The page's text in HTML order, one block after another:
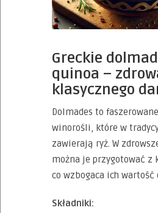
Greckie
quinoa –
klasycznego
Dolmades to
winorośli, które w
zawierają ryż. W
można je przygotować z
co wzbogaca ich wartość
Składniki: